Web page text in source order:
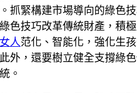
抓緊構建市場導向的綠色
色技巧改革傳統財產，積
人范化、智能化，強化生
外，還要樹立健全支撐綠
。